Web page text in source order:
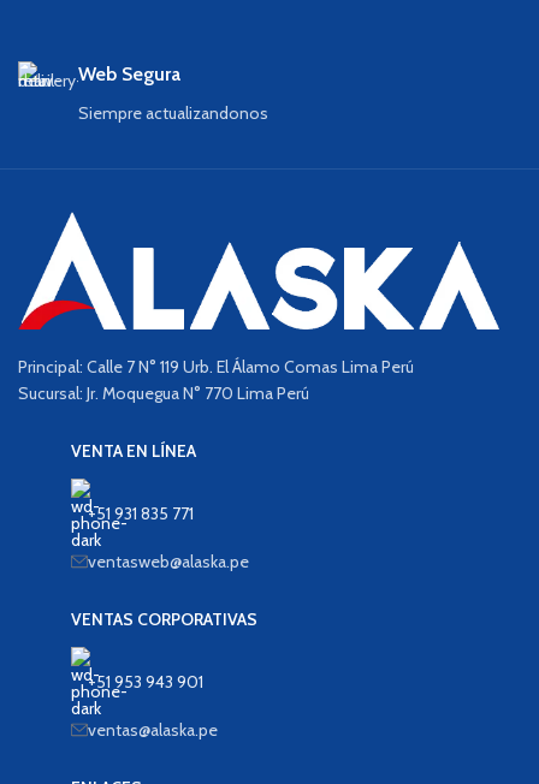
Web Segura
Siempre actualizandonos
Principal: Calle 7 N° 119 Urb. El Álamo Comas Lima Perú
Sucursal: Jr. Moquegua N° 770 Lima Perú
VENTA EN LÍNEA
+51 931 835 771
ventasweb@alaska.pe
VENTAS CORPORATIVAS
+51 953 943 901
ventas@alaska.pe